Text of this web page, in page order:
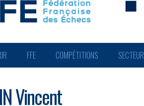
FFE COMPÉTITIONS
Vincent